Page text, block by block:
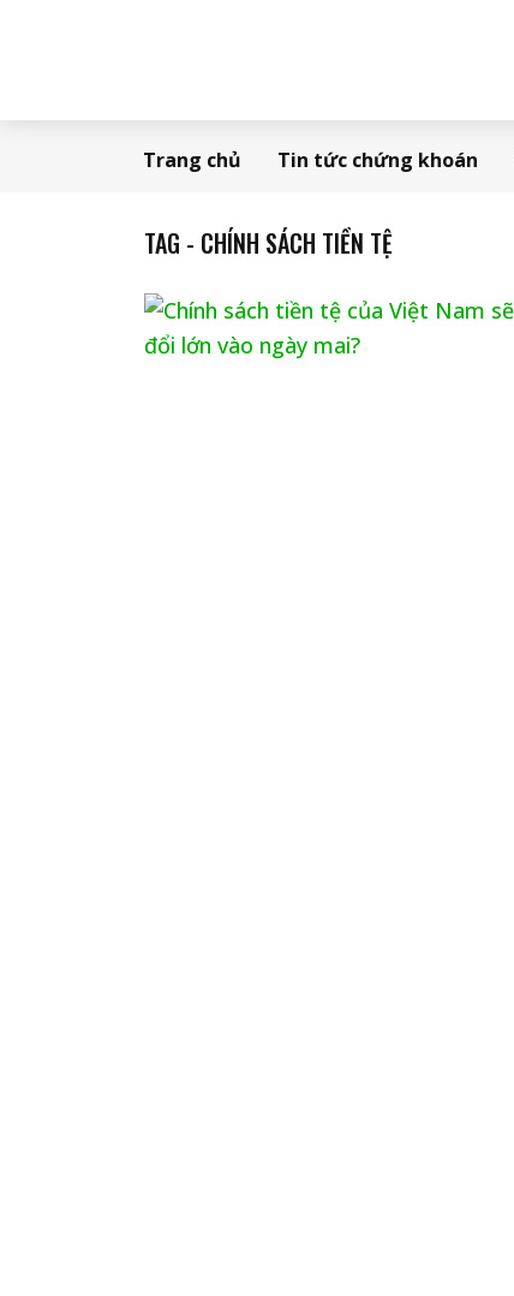
Trang chủ Tin tức chứng khoán
TAG - CHÍNH SÁCH TIỀN TỆ